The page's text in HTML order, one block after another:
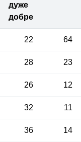
дуже
добре
22 64
28 23
26 12
32 11
36 14